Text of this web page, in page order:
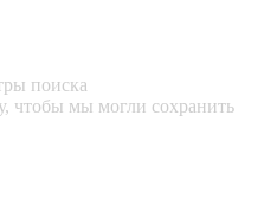
поиска
чтобы мы могли сохранить